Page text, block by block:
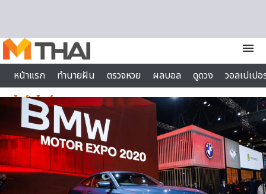
menu
หน้าแรก
ทำนายฝัน ตรวจหวย ผลบอล ดูดวง
วอลเปเป
ไลฟ์สไตล์